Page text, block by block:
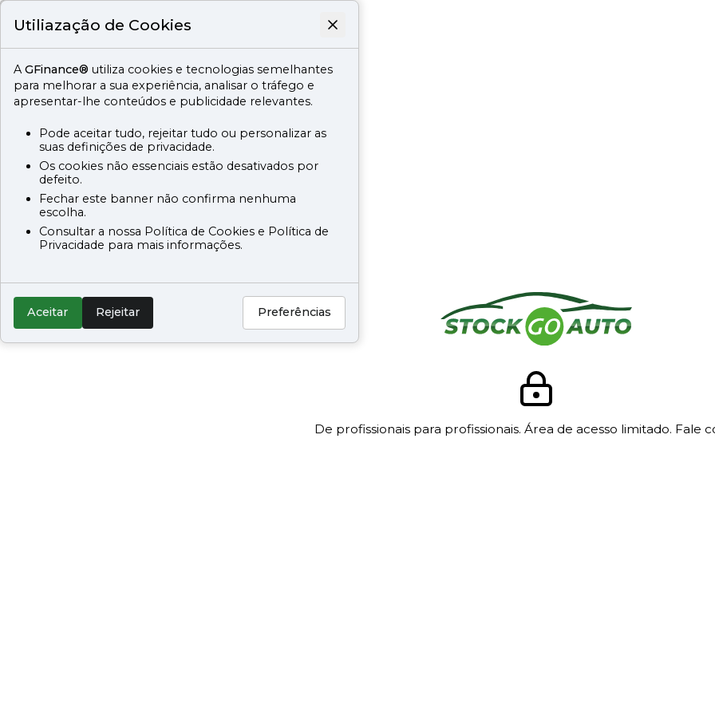
Utiliazação de Cookies
AGFinance® utiliza cookies e tecnologias semelhantes
para melhorar a sua experiência, analisar o tráfego e
apresentar-lhe conteúdos e publicidade relevantes.
Pode aceitar tudo, rejeitar tudo ou personalizar as
suas definições de privacidade.
Os cookies não essenciais estão desativados por
defeito.
Fechar este banner não confirma nenhuma
escolha.
Consultar a nossa Política de Cookies e Política de
Privacidade para mais informações.
Aceitar Rejeitar Preferências
De profissionais para profissionais. Área de acesso limitado. Fale